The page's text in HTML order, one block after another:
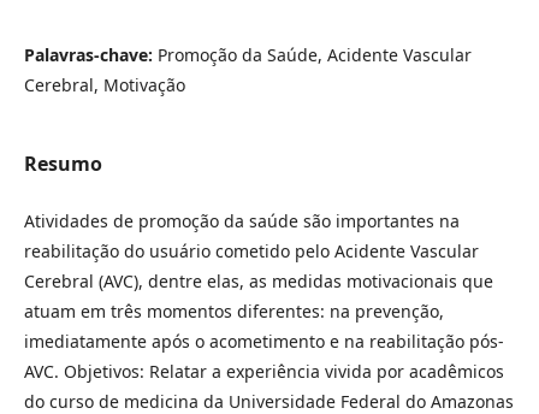
Palavras-chave: Promoção da Saúde, Acidente Vascular
Cerebral, Motivação
Resumo
Atividades de promoção da saúde são importantes na
reabilitação do usuário cometido pelo Acidente Vascular
Cerebral (AVC), dentre elas, as medidas motivacionais que
atuam em três momentos diferentes: na prevenção,
imediatamente após o acometimento e na reabilitação pós-
AVC. Objetivos: Relatar a experiência vivida por acadêmicos
do curso de medicina da Universidade Federal do Amazonas